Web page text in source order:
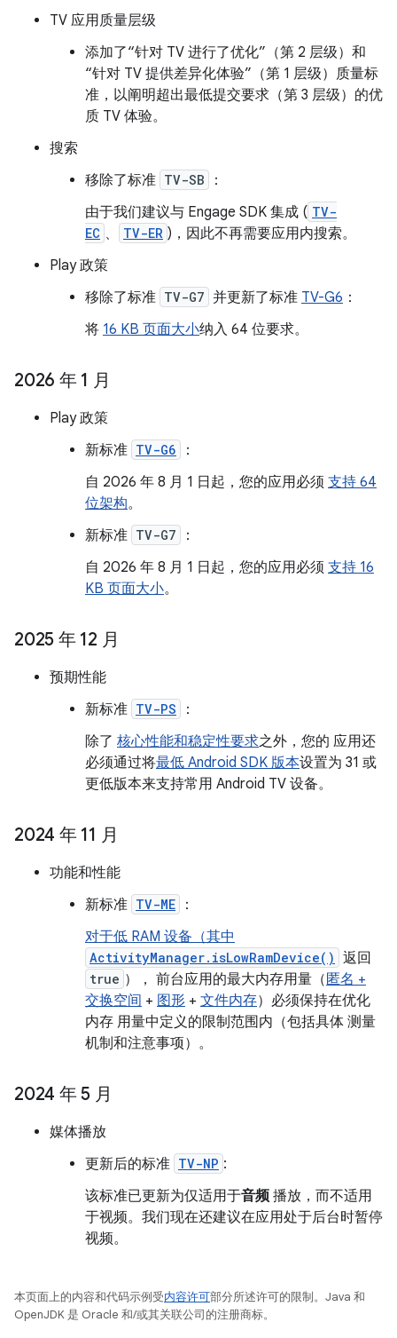
TV 应用质量层级
添加了“针对 TV 进行了优化”（第 2 层级）和
“针对 TV 提供差异化体验”（第 1 层级）质量标
准，以阐明超出最低提交要求（第 3 层级）的优
质 TV 体验。
搜索
移除了标准 TV-SB
：
由于我们建议与 Engage SDK 集成 ( TV-
EC 、 TV-ER )，因此不再需要应用内搜索。
Play 政策
移除了标准 TV-G7 并更新了标准 TV-G6 ：
将 16 KB 页面大小纳入 64 位要求。
2026 年 1 月
Play 政策
新标准 TV-G6
：
自 2026 年 8 月 1 日起，您的应用必须 支持 64
位架构。
新标准 TV-G7
：
自 2026 年 8 月 1 日起，您的应用必须 支持 16
KB 页面大小。
2025 年 12 月
预期性能
新标准 TV-PS
：
除了 核心性能和稳定性要求之外，您的 应用还
必须通过将最低 Android SDK 版本设置为 31 或
更低版本来支持常用 Android TV 设备。
2024 年 11 月
功能和性能
新标准 TV-ME
：
对于低 RAM 设备（其中
ActivityManager.isLowRamDevice() 返回
true ）， 前台应用的最大内存用量（匿名 +
交换空间 + 图形 + 文件内存）必须保持在优化
内存 用量中定义的限制范围内（包括具体 测量
机制和注意事项）。
2024 年 5 月
媒体播放
更新后的标准 TV-NP :
该标准已更新为仅适用于音频 播放，而不适用
于视频。我们现在还建议在应用处于后台时暂停
视频。
本页面上的内容和代码示例受内容许可部分所述许可的限制。Java 和
OpenJDK 是 Oracle 和/或其关联公司的注册商标。